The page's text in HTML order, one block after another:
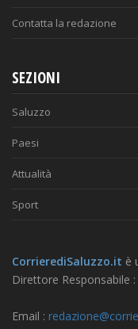
Contatta la redazione
SEZIONI
Saluzzo
Paesi
Attualità
Sport
CorrierediSaluzzo.it è
Direttore Responsabile :
Email :